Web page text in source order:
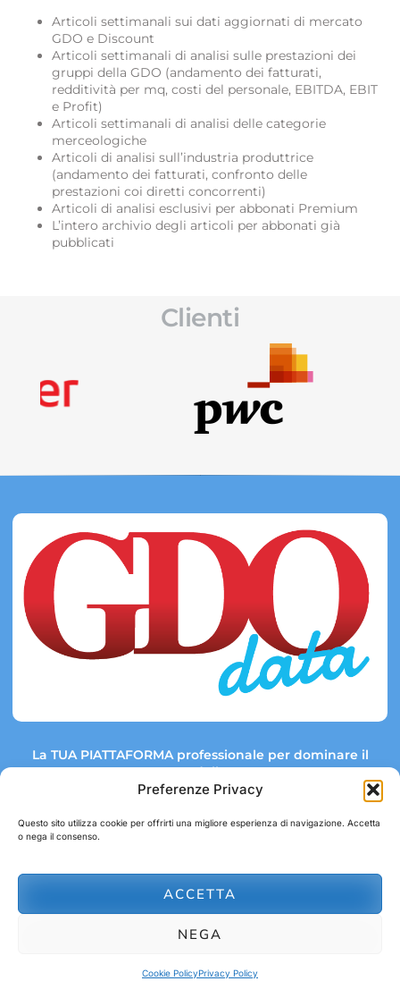
Preferenze Privacy
Questo sito utilizza cookie per offrirti una migliore esperienza di navigazione. Accetta
o nega il consenso.
ACCETTA
NEGA
Cookie PolicyPrivacy Policy
Articoli settimanali sui dati aggiornati di mercato
GDO e Discount
Articoli settimanali di analisi sulle prestazioni dei
gruppi della GDO (andamento dei fatturati,
redditività per mq, costi del personale, EBITDA, EBIT
e Profit)
Articoli settimanali di analisi delle categorie
merceologiche
Articoli di analisi sull’industria produttrice
(andamento dei fatturati, confronto delle
prestazioni coi diretti concorrenti)
Articoli di analisi esclusivi per abbonati Premium
L’intero archivio degli articoli per abbonati già
pubblicati
Clienti
La TUA PIATTAFORMA professionale per dominare il
mercato della GDO.
Link rapidi:
abbonamenti@gdodata.it
Cookie Policy